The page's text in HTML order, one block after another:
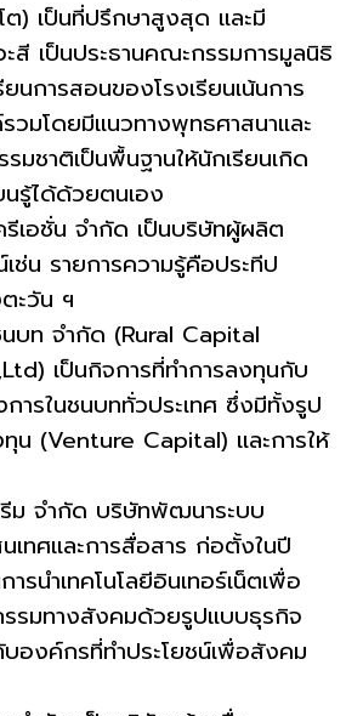
) เป็นที่ปรึกษาสูงสุด และมี
สี เป็นประธานคณะกรรมการมูลนิธิ
ยนการสอนของโรงเรียนเน้นการ
วมโดยมีแนวทางพุทธศาสนาและ
รมชาติเป็นพื้นฐานให้นักเรียนเกิด
นรู้ได้ด้วยตนเอง
เอชั่น จำกัด เป็นบริษัทผู้ผลิต
เช่น รายการความรู้คือประทีป
ะวัน ฯ
บท จำกัด (Rural Capital
เป็นกิจการที่ทำการลงทุนกับ
การในชนบททั่วประเทศ ซึ่งมีทั้งรูป
น (Venture Capital) และการให้
ม จำกัด บริษัทพัฒนาระบบ
นเทศและการสื่อสาร ก่อตั้งในปี
รนำเทคโนโลยีอินเทอร์เน็ตเพื่อ
รมทางสังคมด้วยรูปแบบธุรกิจ
บองค์กรที่ทำประโยชน์เพื่อสังคม